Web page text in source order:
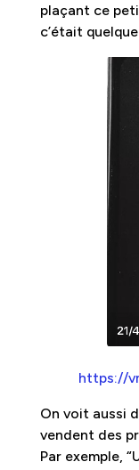
plaçant ce
c’était
https://
On voit aussi
vendent des
Par exemple,